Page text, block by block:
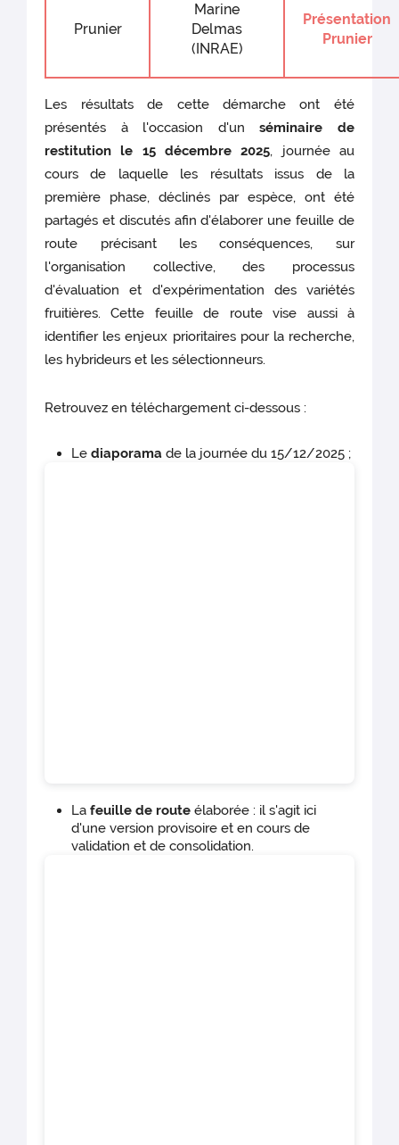
Prunier
Marine
Delmas
(INRAE)
Présentation
Prunier
Les résultats de cette démarche ont été
présentés à l'occasion d'unséminaire de
restitution le 15 décembre 2025, journée au
cours de laquelle les résultats issus de la
première phase, déclinés par espèce, ont été
partagés et discutés afin d'élaborer une feuille de
route précisant les conséquences, sur
l'organisation collective, des processus
d'évaluation et d'expérimentation des variétés
fruitières. Cette feuille de route vise aussi à
identifier les enjeux prioritaires pour la recherche,
les hybrideurs et les sélectionneurs.
Retrouvez en téléchargement ci-dessous :
Lediaporamade la journée du 15/12/2025 ;
Lafeuille de route élaborée : il s'agit ici
d'une version provisoire et en cours de
validation et de consolidation.